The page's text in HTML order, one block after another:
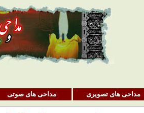
مداحی های تصویری مداحی های صوتی